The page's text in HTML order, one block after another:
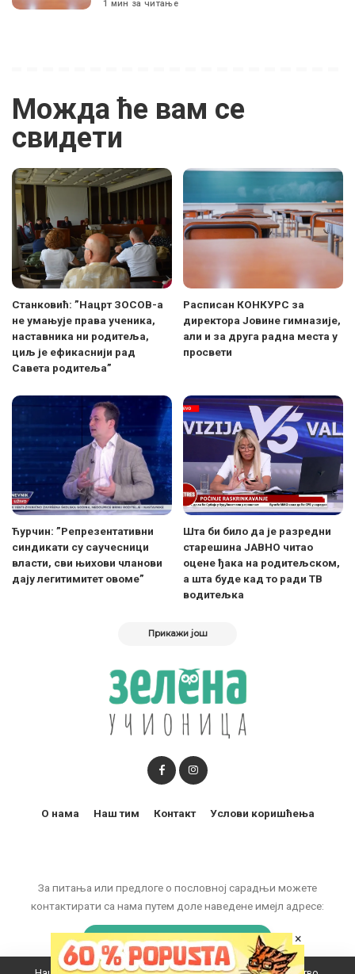
1 мин за читање
Можда ће вам се
свидети
Станковић: ”Нацрт ЗОСОВ-а
не умањује права ученика,
наставника ни родитеља,
циљ је ефикаснији рад
Савета родитеља”
Расписан КОНКУРС за
директора Јовине гимназије,
али и за друга радна места у
просвети
Ћурчин: ”Репрезентативни
синдикати су саучесници
власти, сви њихови чланови
дају легитимитет овоме”
Шта би било да је разредни
старешина ЈАВНО читао
оцене ђака на родитељском,
а шта буде кад то ради ТВ
водитељка
Прикажи још
За питања или предлоге о пословној сарадњи можете
контактирати са нама путем доле наведене имејл адресе:
marketing@zelenaucionica.com
О нама Наш тим Контакт Услови коришћења
×